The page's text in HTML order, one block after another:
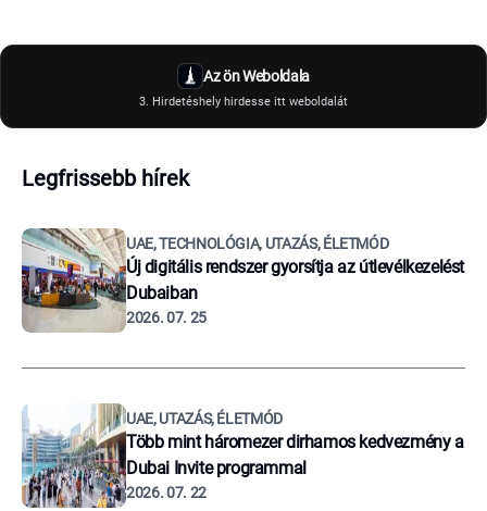
Az ön Weboldala
3. Hirdetéshely hirdesse itt weboldalát
Legfrissebb hírek
UAE, TECHNOLÓGIA, UTAZÁS, ÉLETMÓD
Új digitális rendszer gyorsítja az útlevélkezelést
Dubaiban
2026. 07. 25
UAE, UTAZÁS, ÉLETMÓD
Több mint háromezer dirhamos kedvezmény a
Dubai Invite programmal
2026. 07. 22